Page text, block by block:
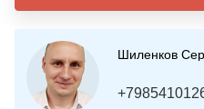
Шиленков